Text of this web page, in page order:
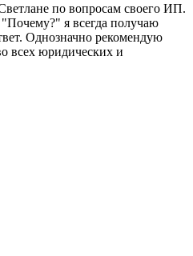
по вопросам своего ИП.
я всегда получаю
Однозначно рекомендую
всех юридических и